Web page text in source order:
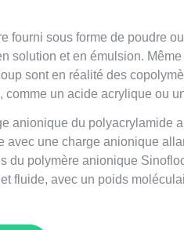
fourni sous forme de poudre
solution et en émulsion.
sont en réalité des
comme un acide acrylique ou
anionique du polyacrylamide
avec une charge anionique
du polymère anionique
fluide, avec un poids